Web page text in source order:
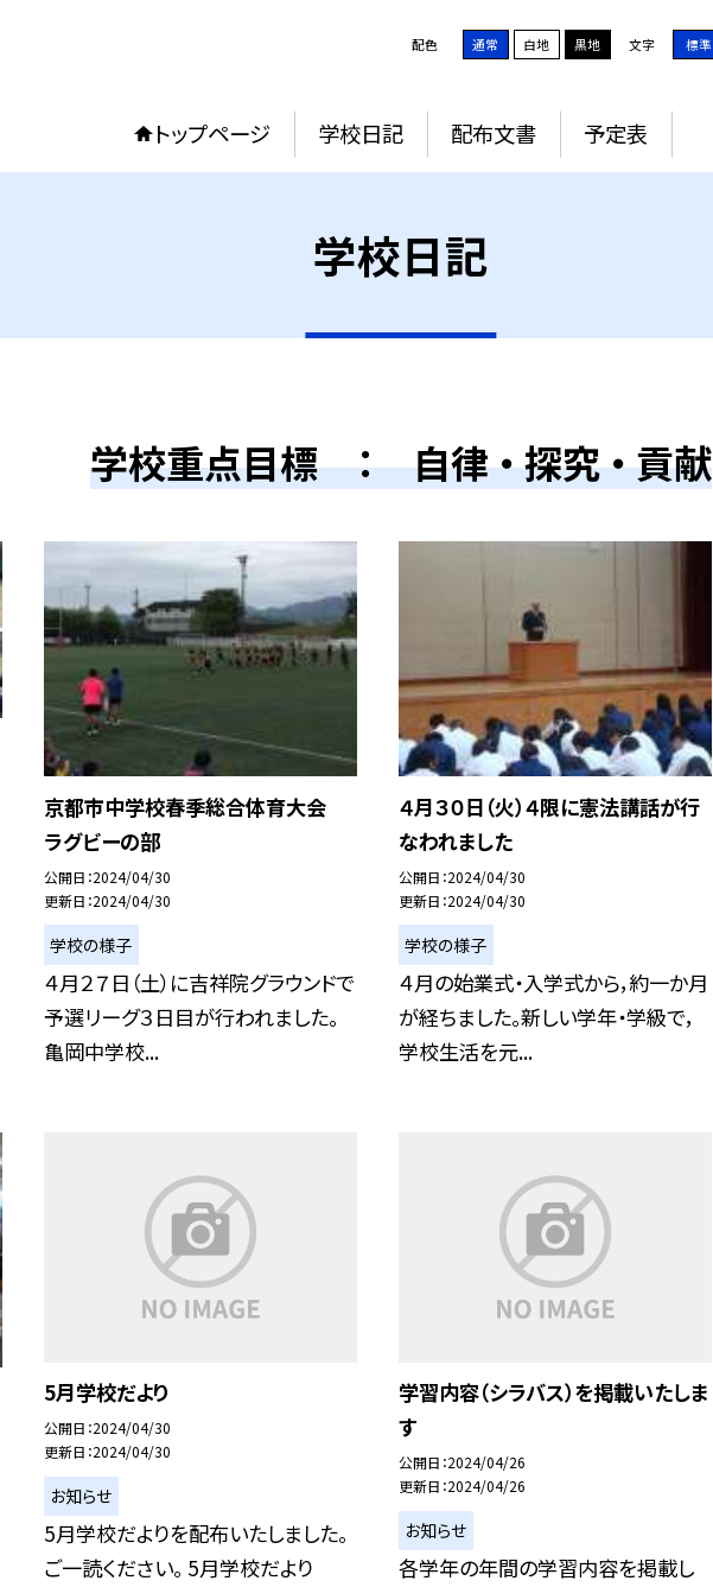
配色 通常 白地 黒地 文字 標準
トップページ 学校日記 配布文書 予定表
学校日記
学校重点目標 ： 自律 ・ 探究 ・ 貢献
京都市中学校春季総合体育大会
ラグビーの部
公開日 2024/04/30
更新日 2024/04/30
学校の様子
４月２７日（土）に吉祥院グラウンドで
予選リーグ３日目が行われました。
亀岡中学校...
４月３０日（火）４限に憲法講話が行
なわれました
公開日 2024/04/30
更新日 2024/04/30
学校の様子
４月の始業式・入学式から，約一か月
が経ちました。新しい学年・学級で，
学校生活を元...
5月学校だより
公開日 2024/04/30
更新日 2024/04/30
お知らせ
5月学校だよりを配布いたしました。
ご一読ください。 5月学校だより
学習内容（シラバス）を掲載いたしま
す
公開日 2024/04/26
更新日 2024/04/26
お知らせ
各学年の年間の学習内容を掲載し